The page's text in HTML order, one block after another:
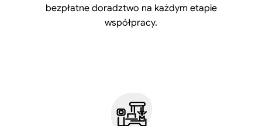
bezpłatne doradztwo na każdym etapie
współpracy.